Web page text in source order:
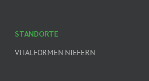
STANDORTE
VITALFORMEN NIEFERN